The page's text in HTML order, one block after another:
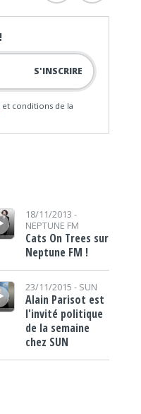
et conditions de la
Lecteur audio18/11/2013 -
NEPTUNE FM
Cats On Trees sur
Neptune FM !
Lecteur audio
23/11/2015 - SUN
Alain Parisot est
l'invité politique
de la semaine
chez SUN